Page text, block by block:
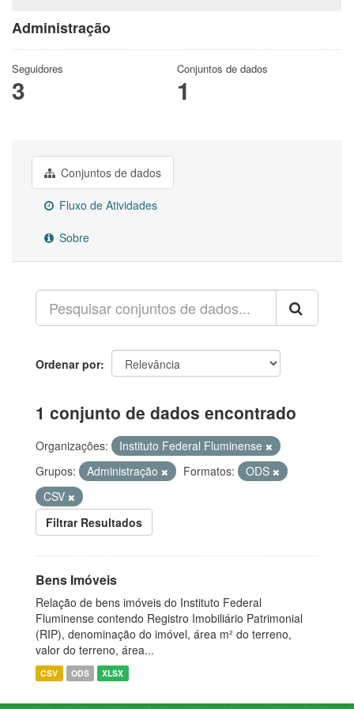
Administração
Seguidores
3
Conjuntos de dados
1
Conjuntos de dados
Fluxo de Atividades
Sobre
Ordenar por
1 conjunto de dados encontrado
Organizações:
Instituto Federal Fluminense
Grupos:
Administração Formatos:
ODS
CSV
Filtrar Resultados
Bens Imóveis
Relação de bens imóveis do Instituto Federal
Fluminense contendo Registro Imobiliário Patrimonial
(RIP), denominação do imóvel, área m² do terreno,
valor do terreno, área...
CSV ODS XLSX